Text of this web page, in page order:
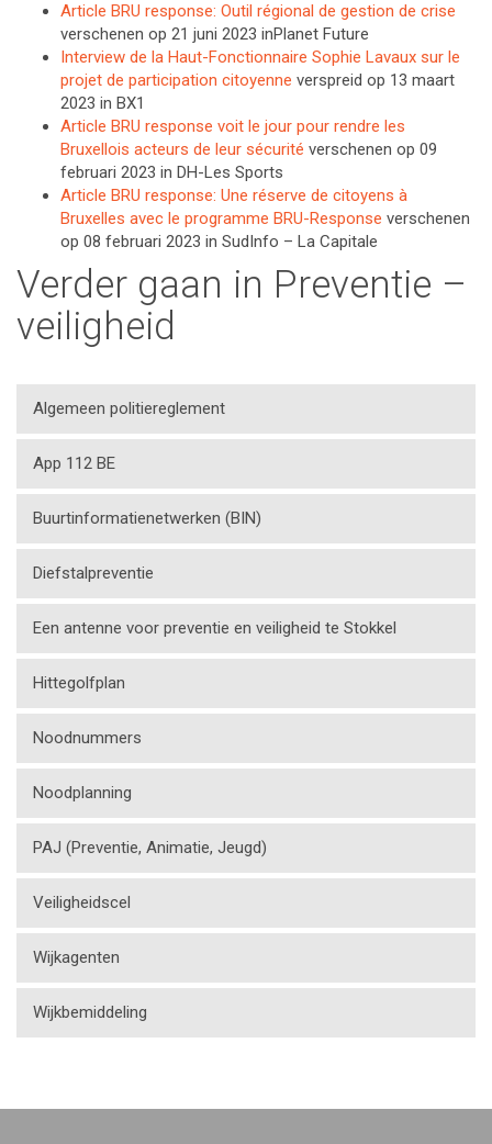
Article BRU response: Outil régional de gestion de crise
verschenen op 21 juni 2023 inPlanet Future
Interview de la Haut-Fonctionnaire Sophie Lavaux sur le
projet de participation citoyenne verspreid op 13 maart
2023 in BX1
Article BRU response voit le jour pour rendre les
Bruxellois acteurs de leur sécurité verschenen op 09
februari 2023 in DH-Les Sports
Article BRU response: Une réserve de citoyens à
Bruxelles avec le programme BRU-Response verschenen
op 08 februari 2023 in SudInfo – La Capitale
Verder gaan in Preventie –
veiligheid
Algemeen politiereglement
App 112 BE
Buurtinformatienetwerken (BIN)
Diefstalpreventie
Een antenne voor preventie en veiligheid te Stokkel
Hittegolfplan
Noodnummers
Noodplanning
PAJ (Preventie, Animatie, Jeugd)
Veiligheidscel
Wijkagenten
Wijkbemiddeling